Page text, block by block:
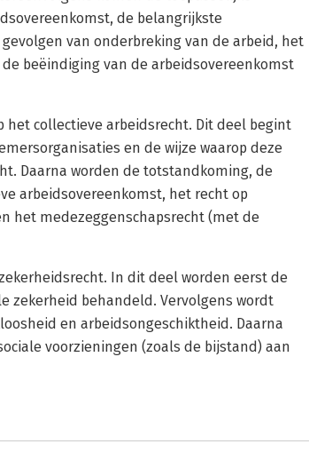
de belangrijkste
van onderbreking van de arbeid, het
beëindiging van de arbeidsovereenkomst
collectieve arbeidsrecht. Dit deel begint
en de wijze waarop deze
Daarna worden de totstandkoming, de
arbeidsovereenkomst, het recht op
het medezeggenschapsrecht (met de
In dit deel worden eerst de
zekerheid behandeld. Vervolgens wordt
en arbeidsongeschiktheid. Daarna
voorzieningen (zoals de bijstand) aan